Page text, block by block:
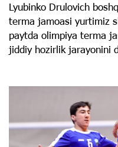
Lyubinko Drulovich
terma jamoasi yurtimiz
paytda olimpiya terma
jiddiy hozirlik jarayonini